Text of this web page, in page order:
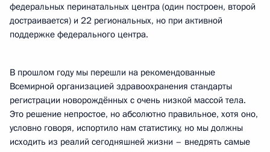
федеральных перинатальных центра (один построен, второй
достраивается) и 22 региональных, но при активной
поддержке федерального центра.
В прошлом году мы перешли на рекомендованные
Всемирной организацией здравоохранения стандарты
регистрации новорождённых с очень низкой массой тела.
Это решение непростое, но абсолютно правильное, хотя оно,
условно говоря, испортило нам статистику, но мы должны
исходить из реалий сегодняшней жизни – внедрять самые